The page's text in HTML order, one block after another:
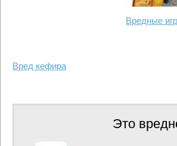
Вред кефира
Вредные
Это